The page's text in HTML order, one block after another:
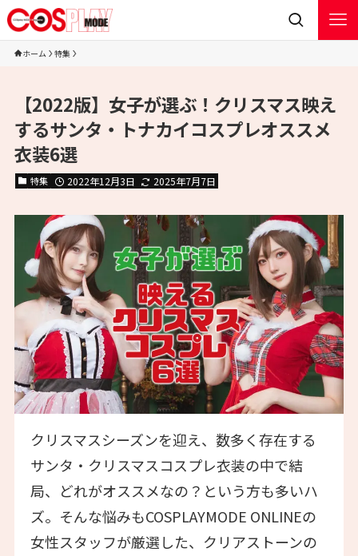
ホーム 特集
【2022版】女子が選ぶ！クリスマス映え
するサンタ・トナカイコスプレオススメ
衣装6選
特集 2022年12月3日 2025年7月7日
クリスマスシーズンを迎え、数多く存在する
サンタ・クリスマスコスプレ衣装の中で結
局、どれがオススメなの？という方も多いハ
ズ。そんな悩みもCOSPLAYMODE ONLINEの
女性スタッフが厳選した、クリアストーンの